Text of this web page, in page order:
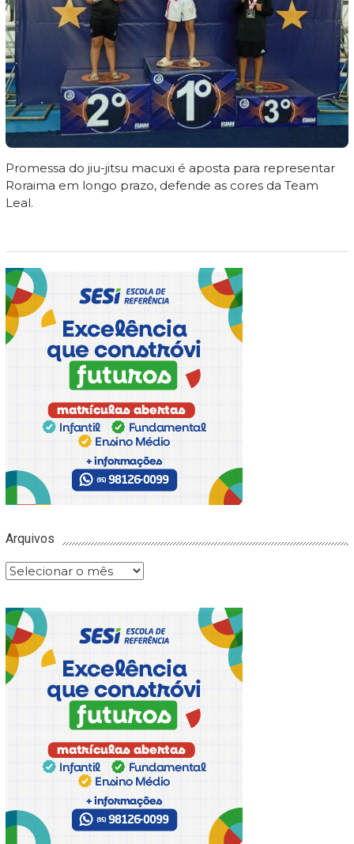
Promessa do jiu-jitsu macuxi é aposta para representar
Roraima em longo prazo, defende as cores da Team
Leal.
Arquivos
Arquivos